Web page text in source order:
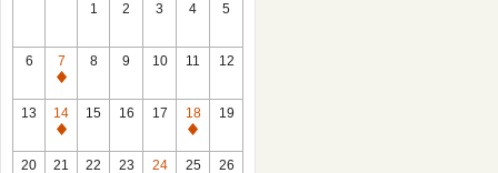
1 2 3 4 5
6
7
休
館
日
8 9 10 11 12
13
14
休
館
15 16 17
18
休
館
19
20 21 22 23
24
25 26